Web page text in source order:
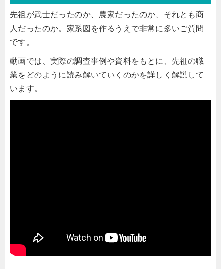
先祖が武士だったのか、農家だったのか、それとも商
人だったのか。家系図を作るうえで非常に多いご質問
です。
動画では、実際の調査事例や資料をもとに、先祖の職
業をどのように読み解いていくのかを詳しく解説して
います。